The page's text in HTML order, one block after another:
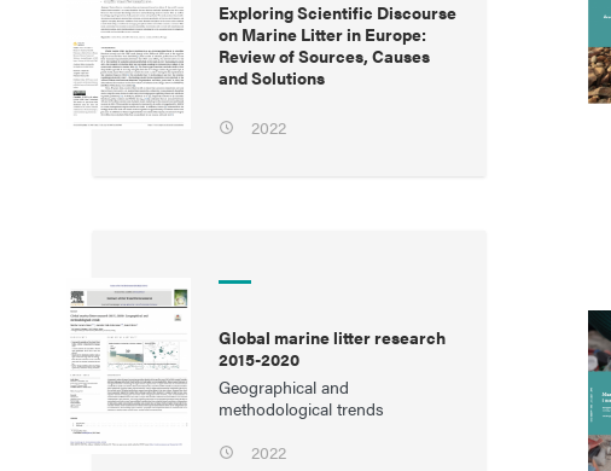
Exploring Scientific Discourse
on Marine Litter in Europe:
Review of Sources, Causes
and Solutions
2022
Global marine litter research
2015-2020
Geographical and
methodological trends
2022